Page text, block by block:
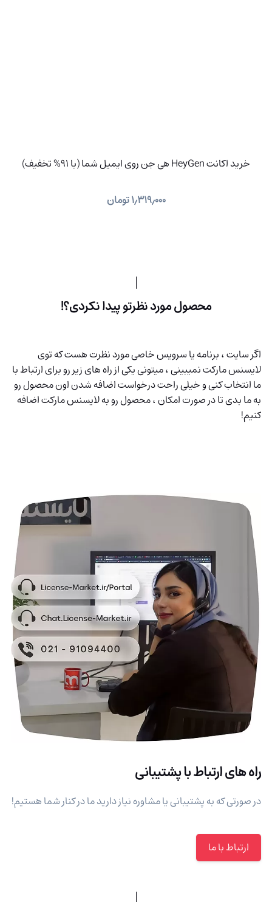
خرید اکانت HeyGen هی جن روی ایمیل شما (با 91% تخفیف)
۱٫۳۱۹٫۰۰۰تومان
محصول مورد نظرتو پیدا نکردی؟!
اگر سایت ، برنامه یا سرویس خاصی مورد نظرت هست که توی
لایسنس مارکت نمیبینی ، میتونی یکی از راه های زیر رو برای ارتباط با
ما انتخاب کنی و خیلی راحت درخواست اضافه شدن اون محصول رو
به ما بدی تا در صورت امکان ، محصول رو به لایسنس مارکت اضافه
کنیم!
راه های ارتباط با پشتیبانی
در صورتی که به پشتیبانی یا مشاوره نیاز دارید ما در کنار شما هستیم!
ارتباط با ما